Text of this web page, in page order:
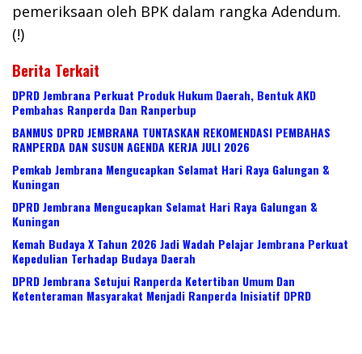
pemeriksaan oleh BPK dalam rangka Adendum.
(!)
Berita Terkait
DPRD Jembrana Perkuat Produk Hukum Daerah, Bentuk AKD
Pembahas Ranperda Dan Ranperbup
BANMUS DPRD JEMBRANA TUNTASKAN REKOMENDASI PEMBAHAS
RANPERDA DAN SUSUN AGENDA KERJA JULI 2026
Pemkab Jembrana Mengucapkan Selamat Hari Raya Galungan &
Kuningan
DPRD Jembrana Mengucapkan Selamat Hari Raya Galungan &
Kuningan
Kemah Budaya X Tahun 2026 Jadi Wadah Pelajar Jembrana Perkuat
Kepedulian Terhadap Budaya Daerah
DPRD Jembrana Setujui Ranperda Ketertiban Umum Dan
Ketenteraman Masyarakat Menjadi Ranperda Inisiatif DPRD